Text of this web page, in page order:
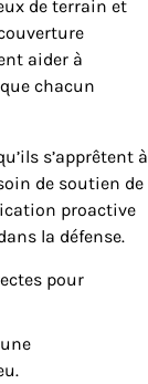
de terrain et
aider à
chacun
s’apprêtent à
de soutien de
proactive
la défense.
pour